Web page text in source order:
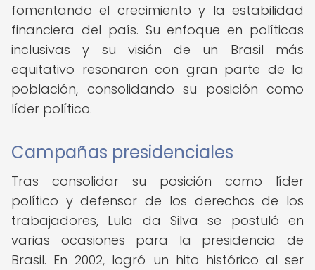
fomentando el crecimiento y la estabilidad
financiera del país. Su enfoque en políticas
inclusivas y su visión de un Brasil más
equitativo resonaron con gran parte de la
población, consolidando su posición como
líder político.
Campañas presidenciales
Tras consolidar su posición como líder
político y defensor de los derechos de los
trabajadores, Lula da Silva se postuló en
varias ocasiones para la presidencia de
Brasil. En 2002, logró un hito histórico al ser